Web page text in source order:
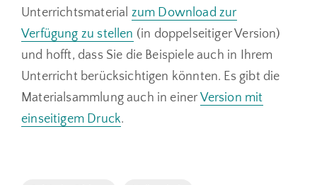
Unterrichtsmaterial zum Download zur
Verfügung zu stellen (in doppelseitiger Version)
und hofft, dass Sie die Beispiele auch in Ihrem
Unterricht berücksichtigen könnten. Es gibt die
Materialsammlung auch in einer Version mit
einseitigem Druck.